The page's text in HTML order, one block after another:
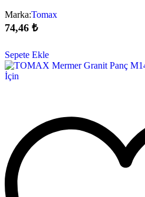
Marka:Tomax
74,46 ₺
Sepete Ekle